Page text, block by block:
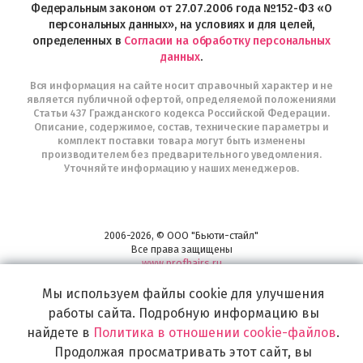
Федеральным законом от 27.07.2006 года №152-ФЗ «О
персональных данных», на условиях и для целей,
определенных в Согласии на обработку персональных
данных.
Вся информация на сайте носит справочный характер и не
является публичной офертой, определяемой положениями
Статьи 437 Гражданского кодекса Российской Федерации.
Описание, содержимое, состав, технические параметры и
комплект поставки товара могут быть изменены
производителем без предварительного уведомления.
Уточняйте информацию у наших менеджеров.
2006-2026, © ООО "Бьюти-стайл"
Все права защищены
www.profhairs.ru
воплощения
самых изысканных и необычных идей по созданию Вашего образа и стиля.
Мы используем файлы cookie для улучшения
работы сайта. Подробную информацию вы
найдете в Политика в отношении cookie-файлов.
Продолжая просматривать этот сайт, вы